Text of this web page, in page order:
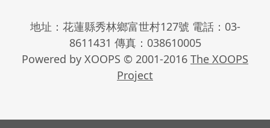
地址：花蓮縣秀林鄉富世村127號 電話：03-
8611431 傳真：038610005
Powered by XOOPS © 2001-2016 The XOOPS
Project